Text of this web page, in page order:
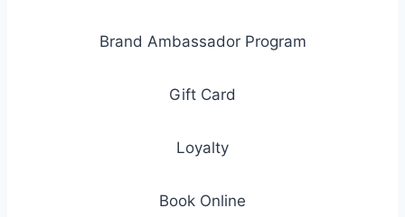
Brand Ambassador Program
Gift Card
Loyalty
Book Online